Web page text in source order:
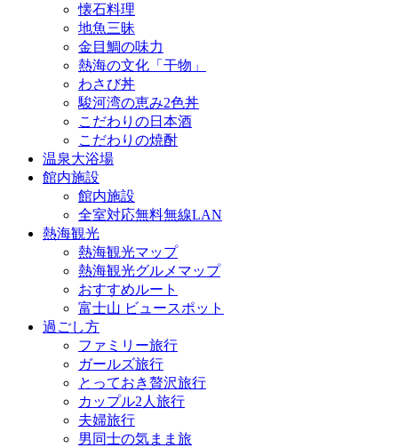
懐石料理
地魚三昧
金目鯛の味力
熱海の文化「干物」
わさび丼
駿河湾の恵み2色丼
こだわりの日本酒
こだわりの焼酎
温泉大浴場
館内施設
館内施設
全室対応無料無線LAN
熱海観光
熱海観光マップ
熱海観光グルメマップ
おすすめルート
富士山 ビュースポット
過ごし方
ファミリー旅行
ガールズ旅行
とっておき贅沢旅行
カップル2人旅行
夫婦旅行
男同士の気まま旅